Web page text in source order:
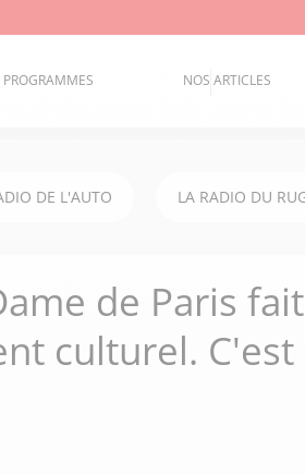
PROGRAMMES NOS ARTICLES
DE L'AUTO LA RADIO DU
de Paris fait
culturel. C'est